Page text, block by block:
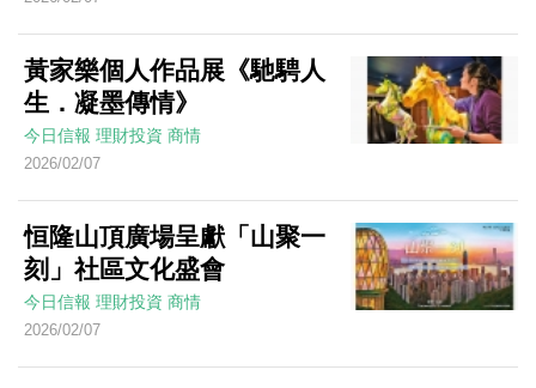
黃家樂個人作品展《馳騁人
生．凝墨傳情》
今日信報 理財投資 商情
2026/02/07
恒隆山頂廣場呈獻「山聚一
刻」社區文化盛會
今日信報 理財投資 商情
2026/02/07